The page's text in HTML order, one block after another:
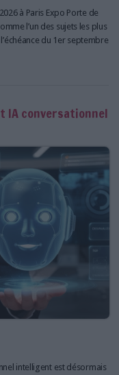
à Paris Expo Porte de
l’un des sujets les plus
du 1er septembre
IA conversationnel
intelligent est désormais